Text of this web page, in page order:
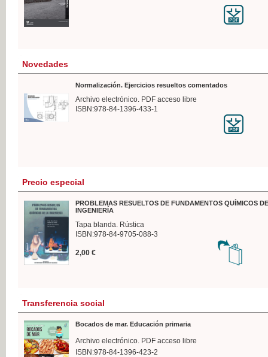
Novedades
Normalización. Ejercicios resueltos comentados
Archivo electrónico. PDF acceso libre
ISBN:978-84-1396-433-1
Precio especial
PROBLEMAS RESUELTOS DE FUNDAMENTOS QUÍMICOS
INGENIERÍA
Tapa blanda. Rústica
ISBN:978-84-9705-088-3
2,00 €
Transferencia social
Bocados de mar. Educación primaria
Archivo electrónico. PDF acceso libre
ISBN:978-84-1396-423-2